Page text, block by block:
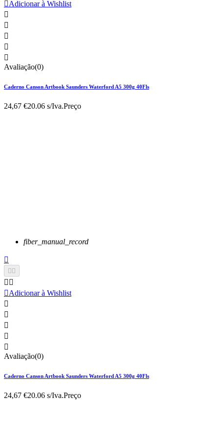
Adicionar à Wishlist





Avaliação(0)
Caderno Canson Artbook Saunders Waterford A5 300g 40Fls
24,67 €20.06 s/Iva.Preço
fiber_manual_record

 
 
Adicionar à Wishlist





Avaliação(0)
Caderno Canson Artbook Saunders Waterford A5 300g 40Fls
24,67 €20.06 s/Iva.Preço